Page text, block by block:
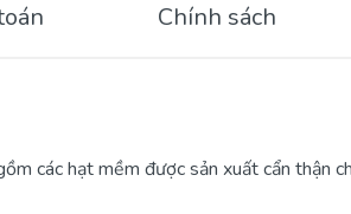
Chính sách
các hạt mềm được sản xuất cẩn thận